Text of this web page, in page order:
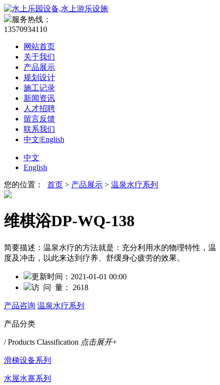
服务热线：
13570934110
网站首页
关于我们
产品展示
规划设计
施工记录
新闻资讯
人才招聘
留言反馈
联系我们
中文|English
中文
English
您的位置： 首页 > 产品展示 > 温泉水疗系列
维棋浴DP-WQ-138
简要描述： 温泉水疗的方法就是：充分利用水的物理特性，温
度及冲击，以此来达到疗养、舒缓身心疲劳的效果。
更新时间： 2021-01-01 00:00
访 问 量：
2618
产品咨询 温泉水疗系列
产品分类
/ Products Classification 点击展开+
滑梯设备系列
水屋水寨系列